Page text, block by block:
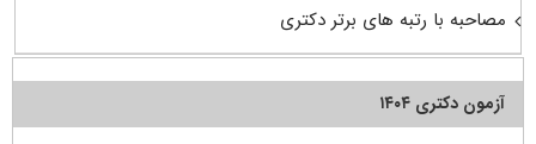
مصاحبه با رتبه های برتر دکتری
آزمون دکتری ۱۴۰۴